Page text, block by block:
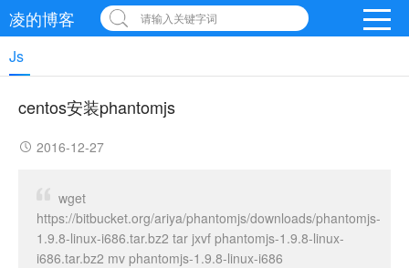
凌的博客 请输入关键字词
Js
centos安装phantomjs
2016-12-27
wget
https://bitbucket.org/ariya/phantomjs/downloads/phantomjs-
1.9.8-linux-i686.tar.bz2 tar jxvf phantomjs-1.9.8-linux-
i686.tar.bz2 mv phantomjs-1.9.8-linux-i686